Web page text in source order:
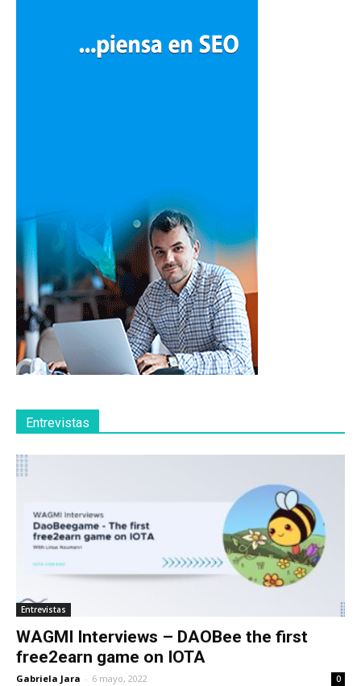
Entrevistas
Entrevistas
WAGMI Interviews – DAOBee the first
free2earn game on IOTA
Gabriela Jara - 6 mayo, 2022 0